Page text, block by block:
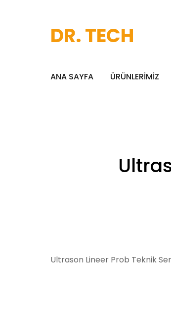
DR. TECH
ANA SAYFA ÜRÜNLERİMİZ
Ultrason Lineer Prob Teknik